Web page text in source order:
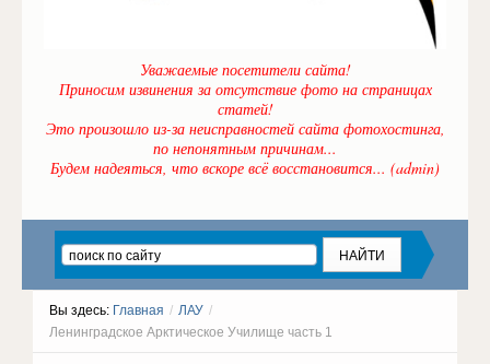
Уважаемые посетители сайта!
Приносим извинения за отсутствие фото на страницах
статей!
Это произошло из-за неисправностей сайта фотохостинга,
по непонятным причинам...
Будем надеяться, что вскоре всё восстановится... (admin)
Вы здесь: Главная / ЛАУ /
Ленинградское Арктическое Училище часть 1